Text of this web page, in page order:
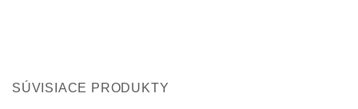
SÚVISIACE PRODUKTY